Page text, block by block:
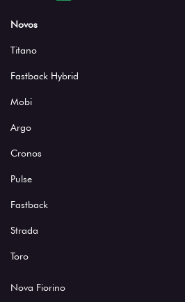
Novos
Titano
Fastback Hybrid
Mobi
Argo
Cronos
Pulse
Fastback
Strada
Toro
Nova Fiorino